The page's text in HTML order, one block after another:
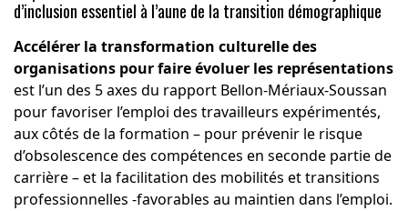
d’inclusion essentiel à l’aune de la transition démographique
Accélérer la transformation culturelle des
organisations pour faire évoluer les représentations
est l’un des 5 axes du rapport Bellon-Mériaux-Soussan
pour favoriser l’emploi des travailleurs expérimentés,
aux côtés de la formation – pour prévenir le risque
d’obsolescence des compétences en seconde partie de
carrière – et la facilitation des mobilités et transitions
professionnelles -favorables au maintien dans l’emploi.